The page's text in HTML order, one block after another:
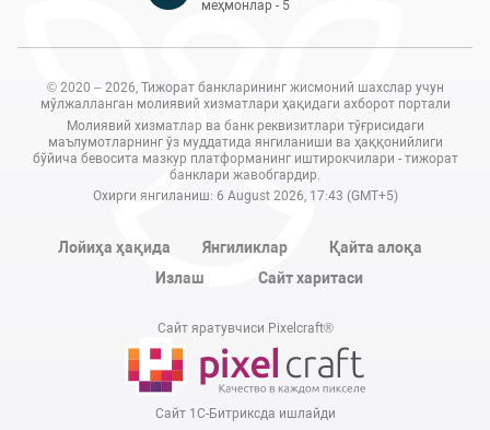
меҳмонлар - 5
© 2020 – 2026, Тижорат банкларининг жисмоний шахслар учун
мўлжалланган молиявий хизматлари ҳақидаги ахборот портали
Молиявий хизматлар ва банк реквизитлари тўғрисидаги
маълумотларнинг ўз муддатида янгиланиши ва ҳаққонийлиги
бўйича бевосита мазкур платформанинг иштирокчилари - тижорат
банклари жавобгардир.
Охирги янгиланиш: 6 August 2026, 17:43 (GMT+5)
Лойиҳа ҳақида Янгиликлар
Қайта алоқа
Излаш
Сайт харитаси
Сайт яратувчиси Pixelcraft®
Сайт 1C-Битриксда ишлайди